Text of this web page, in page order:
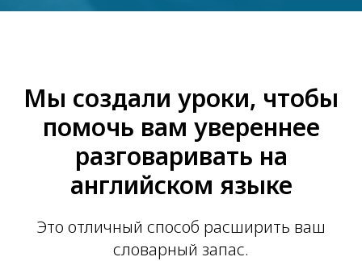
Мы создали уроки, чтобы
помочь вам увереннее
разговаривать на
английском языке
Это отличный способ расширить ваш
словарный запас.